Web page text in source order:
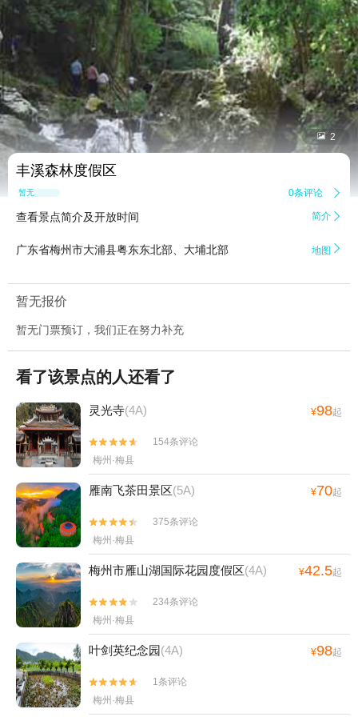
 2
丰溪森林度假区
暂无点评 0条评论 
查看景点简介及开放时间 简介 
广东省梅州市大浦县粤东东北部、大埔北部 地图 
暂无报价
暂无门票预订，我们正在努力补充
看了该景点的人还看了
灵光寺(4A) ¥98起


154条评论
梅州·梅县
雁南飞茶田景区(5A) ¥70起


375条评论
梅州·梅县
梅州市雁山湖国际花园度假区(4A) ¥42.5起


234条评论
梅州·梅县
叶剑英纪念园(4A) ¥98起


1条评论
梅州·梅县
